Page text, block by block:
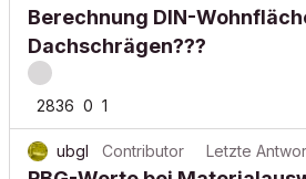
Berechnung DIN-
Dachschrägen???
2836 0 1
ubgl Contributor Letzte